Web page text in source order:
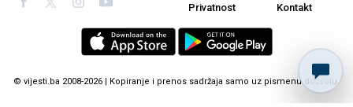
Privatnost
Kontakt
© vijesti.ba 2008-2026 | Kopiranje i prenos sadržaja samo uz pismenu dozvolu.